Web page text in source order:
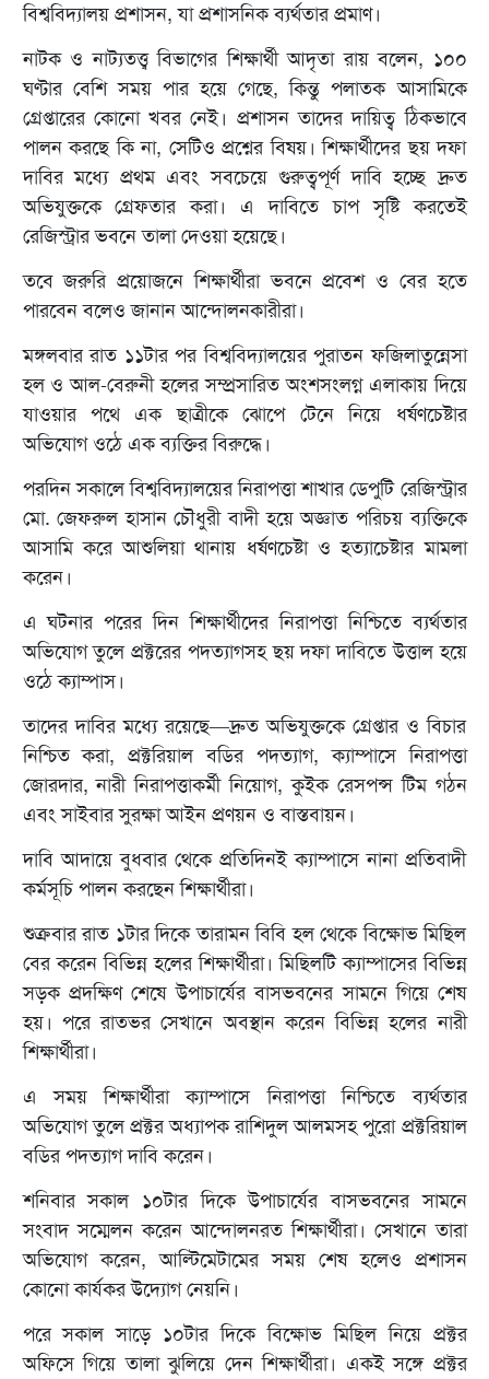
বিশ্ববিদ্যালয় প্রশাসন, যা প্রশাসনিক ব্যর্থতার প্রমাণ।
নাটক ও নাট্যতত্ত্ব বিভাগের শিক্ষার্থী আদৃতা রায় বলেন, ১০০
ঘণ্টার বেশি সময় পার হয়ে গেছে, কিন্তু পলাতক আসামিকে
গ্রেপ্তারের কোনো খবর নেই। প্রশাসন তাদের দায়িত্ব ঠিকভাবে
পালন করছে কি না, সেটিও প্রশ্নের বিষয়। শিক্ষার্থীদের ছয় দফা
দাবির মধ্যে প্রথম এবং সবচেয়ে গুরুত্বপূর্ণ দাবি হচ্ছে দ্রুত
অভিযুক্তকে গ্রেফতার করা। এ দাবিতে চাপ সৃষ্টি করতেই
রেজিস্ট্রার ভবনে তালা দেওয়া হয়েছে।
তবে জরুরি প্রয়োজনে শিক্ষার্থীরা ভবনে প্রবেশ ও বের হতে
পারবেন বলেও জানান আন্দোলনকারীরা।
মঙ্গলবার রাত ১১টার পর বিশ্ববিদ্যালয়ের পুরাতন ফজিলাতুন্নেসা
হল ও আল-বেরুনী হলের সম্প্রসারিত অংশসংলগ্ন এলাকায় দিয়ে
যাওয়ার পথে এক ছাত্রীকে ঝোপে টেনে নিয়ে ধর্ষণচেষ্টার
অভিযোগ ওঠে এক ব্যক্তির বিরুদ্ধে।
পরদিন সকালে বিশ্ববিদ্যালয়ের নিরাপত্তা শাখার ডেপুটি রেজিস্ট্রার
মো. জেফরুল হাসান চৌধুরী বাদী হয়ে অজ্ঞাত পরিচয় ব্যক্তিকে
আসামি করে আশুলিয়া থানায় ধর্ষণচেষ্টা ও হত্যাচেষ্টার মামলা
করেন।
এ ঘটনার পরের দিন শিক্ষার্থীদের নিরাপত্তা নিশ্চিতে ব্যর্থতার
অভিযোগ তুলে প্রক্টরের পদত্যাগসহ ছয় দফা দাবিতে উত্তাল হয়ে
ওঠে ক্যাম্পাস।
তাদের দাবির মধ্যে রয়েছে—দ্রুত অভিযুক্তকে গ্রেপ্তার ও বিচার
নিশ্চিত করা, প্রক্টরিয়াল বডির পদত্যাগ, ক্যাম্পাসে নিরাপত্তা
জোরদার, নারী নিরাপত্তাকর্মী নিয়োগ, কুইক রেসপন্স টিম গঠন
এবং সাইবার সুরক্ষা আইন প্রণয়ন ও বাস্তবায়ন।
দাবি আদায়ে বুধবার থেকে প্রতিদিনই ক্যাম্পাসে নানা প্রতিবাদী
কর্মসূচি পালন করছেন শিক্ষার্থীরা।
শুক্রবার রাত ১টার দিকে তারামন বিবি হল থেকে বিক্ষোভ মিছিল
বের করেন বিভিন্ন হলের শিক্ষার্থীরা। মিছিলটি ক্যাম্পাসের বিভিন্ন
সড়ক প্রদক্ষিণ শেষে উপাচার্যের বাসভবনের সামনে গিয়ে শেষ
হয়। পরে রাতভর সেখানে অবস্থান করেন বিভিন্ন হলের নারী
শিক্ষার্থীরা।
এ সময় শিক্ষার্থীরা ক্যাম্পাসে নিরাপত্তা নিশ্চিতে ব্যর্থতার
অভিযোগ তুলে প্রক্টর অধ্যাপক রাশিদুল আলমসহ পুরো প্রক্টরিয়াল
বডির পদত্যাগ দাবি করেন।
শনিবার সকাল ১০টার দিকে উপাচার্যের বাসভবনের সামনে
সংবাদ সম্মেলন করেন আন্দোলনরত শিক্ষার্থীরা। সেখানে তারা
অভিযোগ করেন, আল্টিমেটামের সময় শেষ হলেও প্রশাসন
কোনো কার্যকর উদ্যোগ নেয়নি।
পরে সকাল সাড়ে ১০টার দিকে বিক্ষোভ মিছিল নিয়ে প্রক্টর
অফিসে গিয়ে তালা ঝুলিয়ে দেন শিক্ষার্থীরা। একই সঙ্গে প্রক্টর